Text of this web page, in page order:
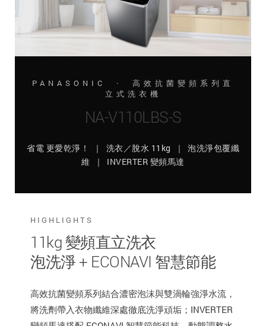
PANASONIC · 高效抗菌變頻系列直
立式洗衣機
NA-V110LBS-S
省電 更愛乾淨！ ｜ 洗衣／脫水 11kg ｜ 泡洗淨包覆纖
維 ｜ INVERTER 變頻馬達
HIGHLIGHTS
11kg 變頻直立洗衣
泡洗淨 + ECONAVI 智慧節能
高效抗菌變頻系列結合濃密泡沫與雙渦輪強淨水流，
將洗劑帶入衣物纖維深處徹底洗淨頑垢；INVERTER